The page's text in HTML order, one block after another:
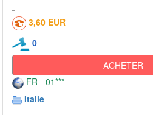
3,60 EUR
0
ACHETER
FR - 01***
Italie